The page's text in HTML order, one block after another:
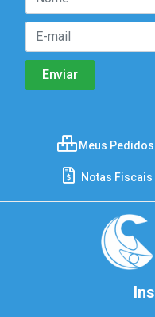
Meus Pedidos
Notas Fiscais